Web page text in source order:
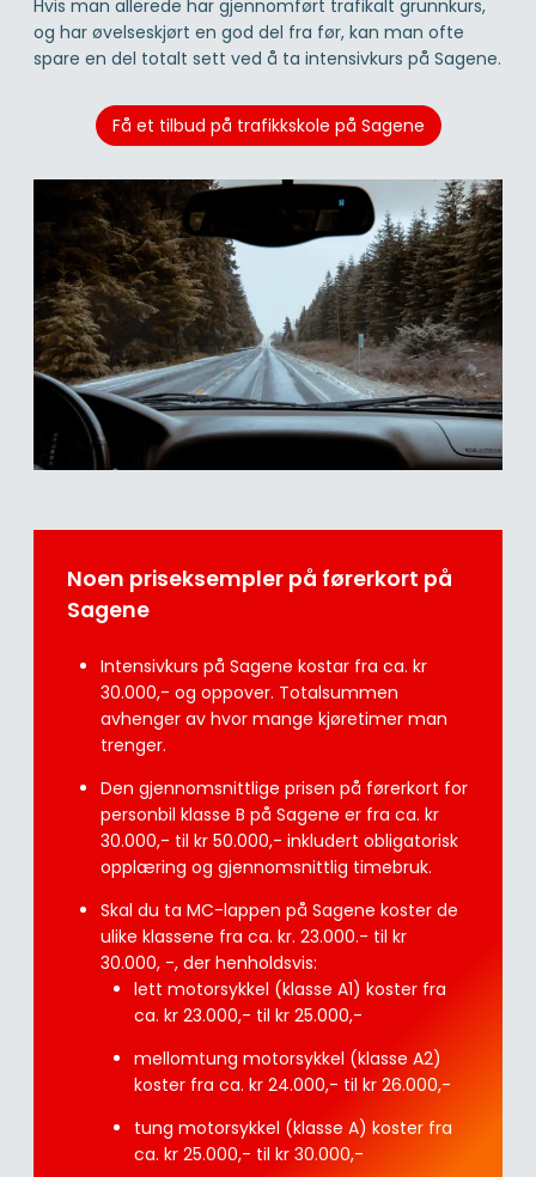
Hvis man allerede har gjennomført trafikalt grunnkurs,
og har øvelseskjørt en god del fra før, kan man ofte
spare en del totalt sett ved å ta intensivkurs på Sagene.
Få et tilbud på trafikkskole på Sagene
Noen priseksempler på førerkort på
Sagene
Intensivkurs på Sagene kostar fra ca. kr
30.000,- og oppover. Totalsummen
avhenger av hvor mange kjøretimer man
trenger.
Den gjennomsnittlige prisen på førerkort for
personbil klasse B på Sagene er fra ca. kr
30.000,- til kr 50.000,- inkludert obligatorisk
opplæring og gjennomsnittlig timebruk.
Skal du ta MC-lappen på Sagene koster de
ulike klassene fra ca. kr. 23.000.- til kr
30.000, -, der henholdsvis:
lett motorsykkel (klasse A1) koster fra
ca. kr 23.000,- til kr 25.000,-
mellomtung motorsykkel (klasse A2)
koster fra ca. kr 24.000,- til kr 26.000,-
tung motorsykkel (klasse A) koster fra
ca. kr 25.000,- til kr 30.000,-